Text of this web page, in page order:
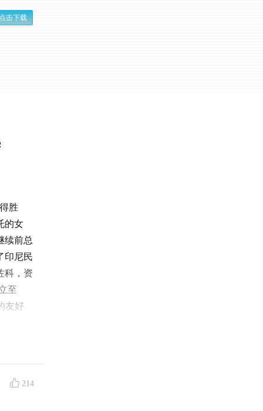
击下载
胜
的女
续前总
印尼民
科，资
至
友好
214